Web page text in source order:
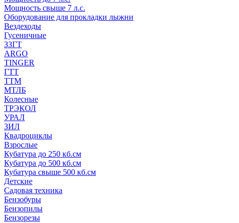
Мощность свыше 7 л.с.
Оборудование для прокладки лыжни
Вездеходы
Гусеничные
ЗЗГТ
ARGO
TINGER
ГТТ
ТТМ
МТЛБ
Колесные
ТРЭКОЛ
УРАЛ
ЗИЛ
Квадроциклы
Взрослые
Кубатура до 250 кб.см
Кубатура до 500 кб.см
Кубатура свыше 500 кб.см
Детские
Садовая техника
Бензобуры
Бензопилы
Бензорезы